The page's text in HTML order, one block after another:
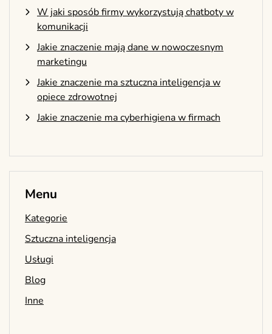
W jaki sposób firmy wykorzystują chatboty w
komunikacji
Jakie znaczenie mają dane w nowoczesnym
marketingu
Jakie znaczenie ma sztuczna inteligencja w
opiece zdrowotnej
Jakie znaczenie ma cyberhigiena w firmach
Menu
Kategorie
Sztuczna inteligencja
Usługi
Blog
Inne